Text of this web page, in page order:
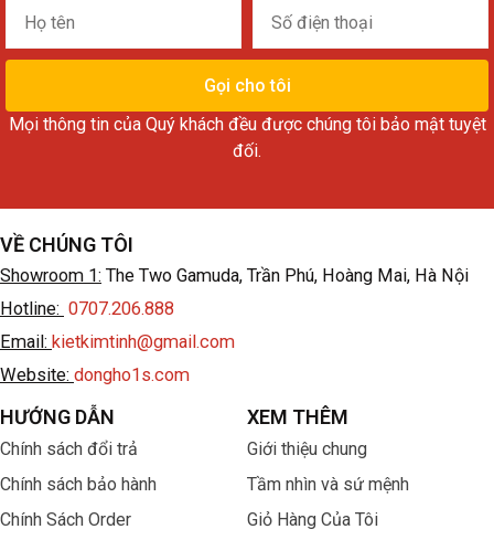
Họ
tên
điện
thoại
Gọi cho tôi
Mọi thông tin của Quý khách đều được chúng tôi bảo mật tuyệt
đối.
VỀ CHÚNG TÔI
Showroom 1: The Two Gamuda, Trần Phú, Hoàng Mai, Hà Nội
Hotline: 0707.206.888
Email: kietkimtinh@gmail.com
Website: dongho1s.com
HƯỚNG DẪN
Chính sách đổi trả
Chính sách bảo hành
Chính Sách Order
XEM THÊM
Giới thiệu chung
Tầm nhìn và sứ mệnh
Giỏ Hàng Của Tôi